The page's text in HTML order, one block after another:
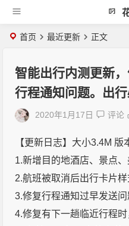
首页 最近更新 正文
智能出行内测更新，
行程通知问题。出
2020年1月17日 评论
【更新日志】大小3.4M 版
1.新增目的地酒店、景点
2.航班被取消后出行卡片
3.修复行程通知过早发送问
4.修复有下一趟临近行程